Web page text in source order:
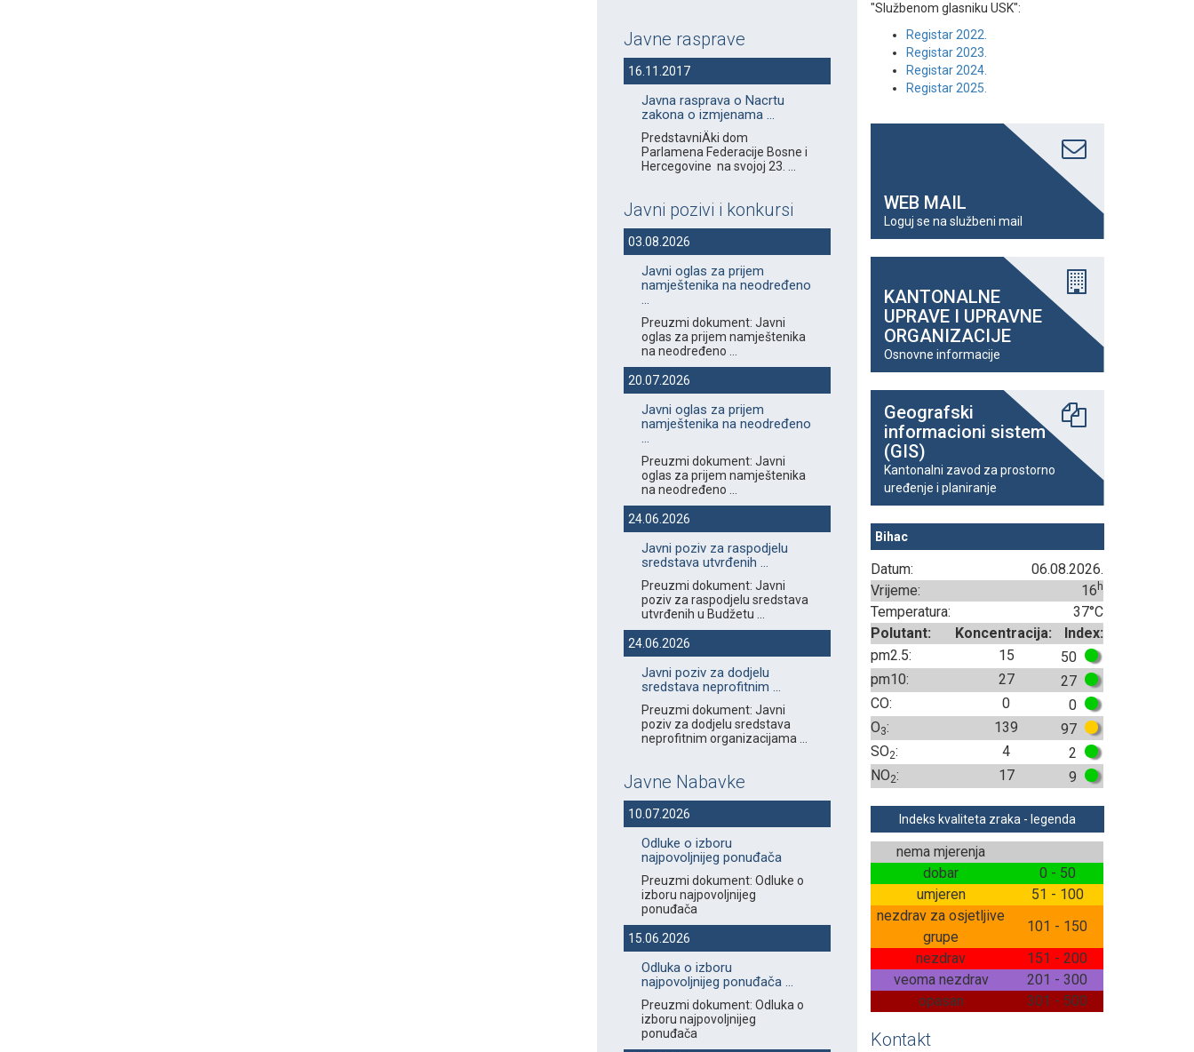
Javne rasprave
16.11.2017
Javna rasprava o Nacrtu
zakona o izmjenama ...
PredstavniÄki dom
Parlamena Federacije Bosne i
Hercegovine na svojoj 23. ...
Javni pozivi i konkursi
03.08.2026
Javni oglas za prijem
namještenika na neodređeno
...
Preuzmi dokument: Javni
oglas za prijem namještenika
na neodređeno ...
20.07.2026
Javni oglas za prijem
namještenika na neodređeno
...
Preuzmi dokument: Javni
oglas za prijem namještenika
na neodređeno ...
24.06.2026
Javni poziv za raspodjelu
sredstava utvrđenih ...
Preuzmi dokument: Javni
poziv za raspodjelu sredstava
utvrđenih u Budžetu ...
24.06.2026
Javni poziv za dodjelu
sredstava neprofitnim ...
Preuzmi dokument: Javni
poziv za dodjelu sredstava
neprofitnim organizacijama ...
Javne Nabavke
10.07.2026
Odluke o izboru
najpovoljnijeg ponuđača
Preuzmi dokument: Odluke o
izboru najpovoljnijeg
ponuđača
15.06.2026
Odluka o izboru
najpovoljnijeg ponuđača ...
Preuzmi dokument: Odluka o
izboru najpovoljnijeg
ponuđača
"Službenom glasniku USK":
Registar 2022.
Registar 2023.
Registar 2024.
Registar 2025.
WEB MAIL
Loguj se na službeni mail
KANTONALNE
UPRAVE I UPRAVNE
ORGANIZACIJE
Osnovne informacije
Geografski
informacioni sistem
(GIS)
Kantonalni zavod za prostorno
uređenje i planiranje
Bihac
Datum:
06.08.2026.
Vrijeme:
16 h
Temperatura:
37°C
Polutant:
Koncentracija:
Index:
pm2.5:
15
50
pm10:
27
27
CO:
0
0
O3: 139
97
SO2: 4
2
NO2: 17 9
Indeks kvaliteta zraka - legenda
nema mjerenja
dobar
0 - 50
umjeren
51 - 100
nezdrav za osjetljive
grupe
101 - 150
nezdrav
151 - 200
veoma nezdrav
201 - 300
opasan
301 - 500
Kontakt